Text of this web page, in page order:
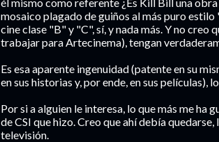
mosaico plagado de guiños al más puro
cine clase "B" y "C", sí, y nada más. Y no creo
trabajar para Artecinema), tengan
Es esa aparente ingenuidad (patente en su
en sus historias y, por ende, en sus películas),
Por si a alguien le interesa, lo que más me ha
de CSI que hizo. Creo que ahí debía
televisión.